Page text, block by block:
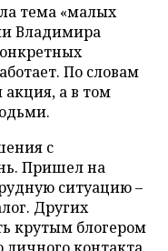
тема «малых
Владимира
По словам
акция, а в том
с
Пришел на
ситуацию –
Других
крутым блогером